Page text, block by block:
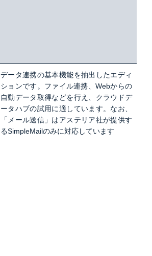
データ連携の基本機能を抽出したエディ
ションです。ファイル連携、Webからの
自動データ取得などを行え、クラウドデ
ータハブの試用に適しています。なお、
「メール送信」はアステリア社が提供す
るSimpleMailのみに対応しています